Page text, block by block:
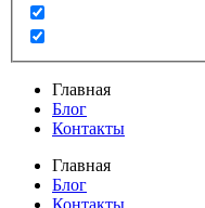
Главная
Блог
Контакты
Главная
Блог